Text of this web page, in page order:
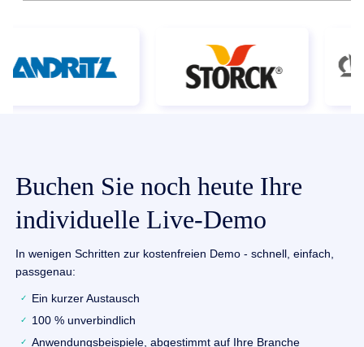
Buchen Sie noch heute Ihre
individuelle Live-Demo
In wenigen Schritten zur kostenfreien Demo - schnell, einfach,
passgenau:
Ein kurzer Austausch
100 % unverbindlich
Anwendungsbeispiele, abgestimmt auf Ihre Branche